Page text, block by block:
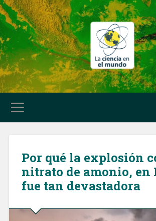
Por qué la explosión
nitrato de amonio, en
fue tan devastadora